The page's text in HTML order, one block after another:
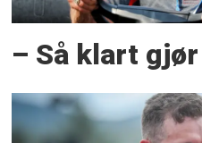
– Så klart